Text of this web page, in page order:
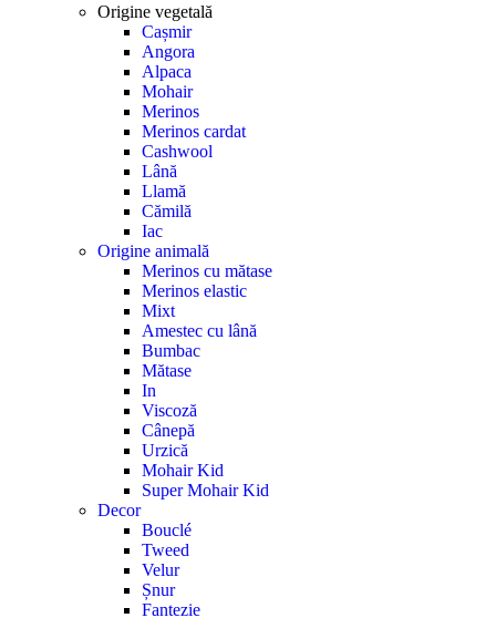
Origine vegetală
Cașmir
Angora
Alpaca
Mohair
Merinos
Merinos cardat
Cashwool
Lână
Llamă
Cămilă
Iac
Origine animală
Merinos cu mătase
Merinos elastic
Mixt
Amestec cu lână
Bumbac
Mătase
In
Viscoză
Cânepă
Urzică
Mohair Kid
Super Mohair Kid
Decor
Bouclé
Tweed
Velur
Șnur
Fantezie